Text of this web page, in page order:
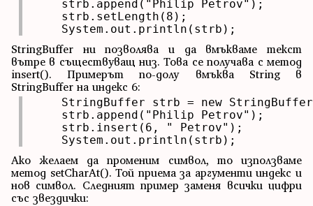
    strb.append("Philip Petrov");
    strb.setLength(8);
    System.out.println(strb);
StringBuffer ни позволява и да вмъкваме текст
вътре в съществуващ низ. Това се получава с метод
insert(). Примерът по-долу вмъква String в
StringBuffer на индекс 6:
StringBuffer strb = new
    strb.append("Philip Petrov");
    strb.insert(6, " Petrov");
    System.out.println(strb);
Ако желаем да променим символ, то използваме
метод setCharAt(). Той приема за аргументи индекс и
нов символ. Следният пример заменя всички цифри
със звездички: